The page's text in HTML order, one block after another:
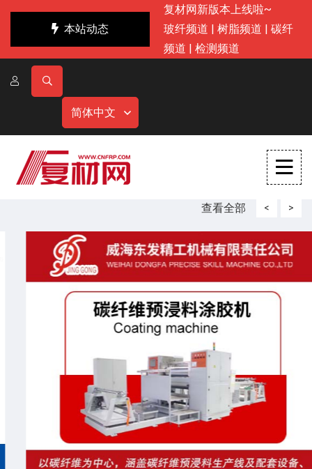
本站动态
复材网新版本上线啦~
玻纤频道 | 树脂频道 | 碳纤
频道 | 检测频道
简体中文
查看全部 < >